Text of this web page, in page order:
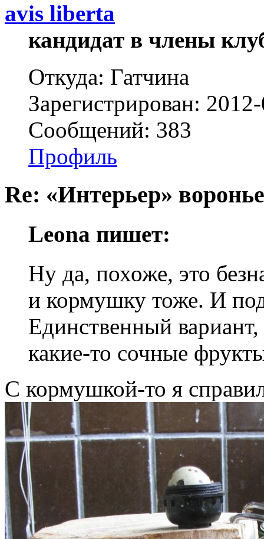
avis libertа
кандидат в члены
Откуда: Гатчина
Зарегистрирован:
Сообщений: 383
Профиль
Re: «Интерьер»
Leona пишет:
Ну да, похоже, это
и кормушку тоже. И
Единственный
какие-то сочные
С кормушкой-то я